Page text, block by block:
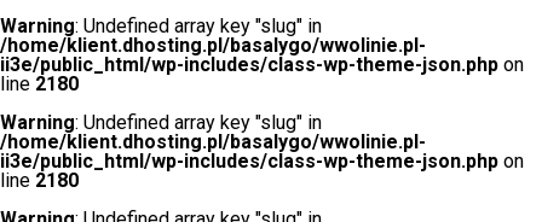
Warning: Undefined array key "slug" in
/home/klient.dhosting.pl/basalygo/wwolinie.pl-
ii3e/public_html/wp-includes/class-wp-theme-json.php on
line 2180
Warning: Undefined array key "slug" in
/home/klient.dhosting.pl/basalygo/wwolinie.pl-
ii3e/public_html/wp-includes/class-wp-theme-json.php on
line 2180